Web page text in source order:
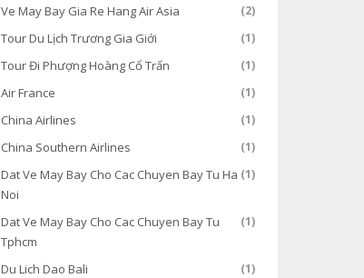
Ve May Bay Gia Re Hang Air Asia (2)
Tour Du Lịch Trương Gia Giới (1)
Tour Đi Phượng Hoàng Cổ Trấn (1)
Air France (1)
China Airlines (1)
China Southern Airlines (1)
Dat Ve May Bay Cho Cac Chuyen Bay Tu Ha
Noi
(1)
Dat Ve May Bay Cho Cac Chuyen Bay Tu
Tphcm
(1)
Du Lich Dao Bali (1)